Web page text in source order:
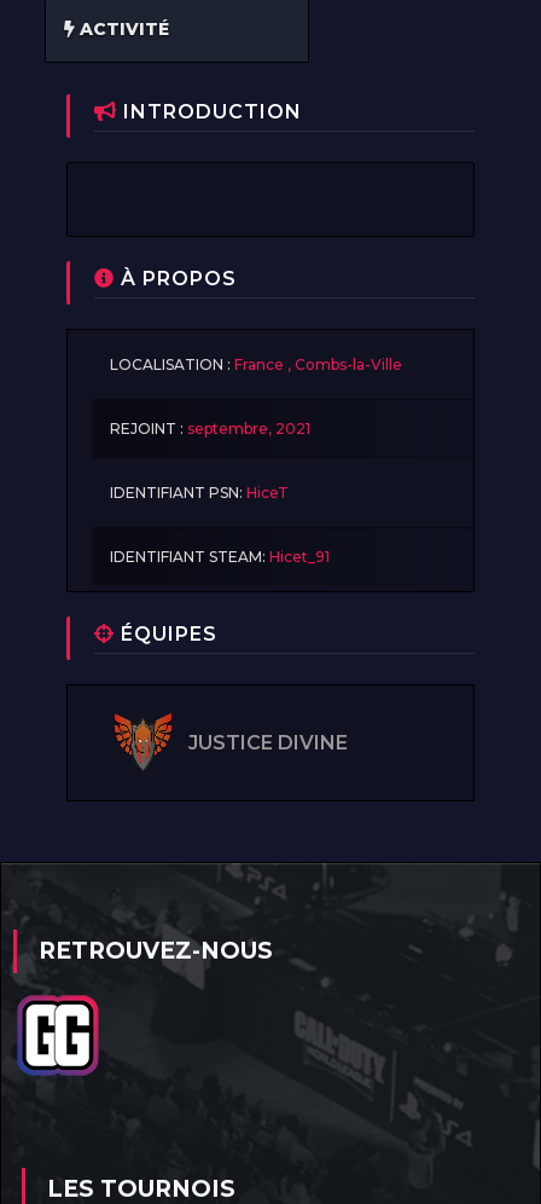
ACTIVITÉ
INTRODUCTION
À PROPOS
LOCALISATION : France , Combs-la-Ville
REJOINT : septembre, 2021
IDENTIFIANT PSN: HiceT
IDENTIFIANT STEAM: Hicet_91
ÉQUIPES
JUSTICE DIVINE
RETROUVEZ-NOUS
LES TOURNOIS